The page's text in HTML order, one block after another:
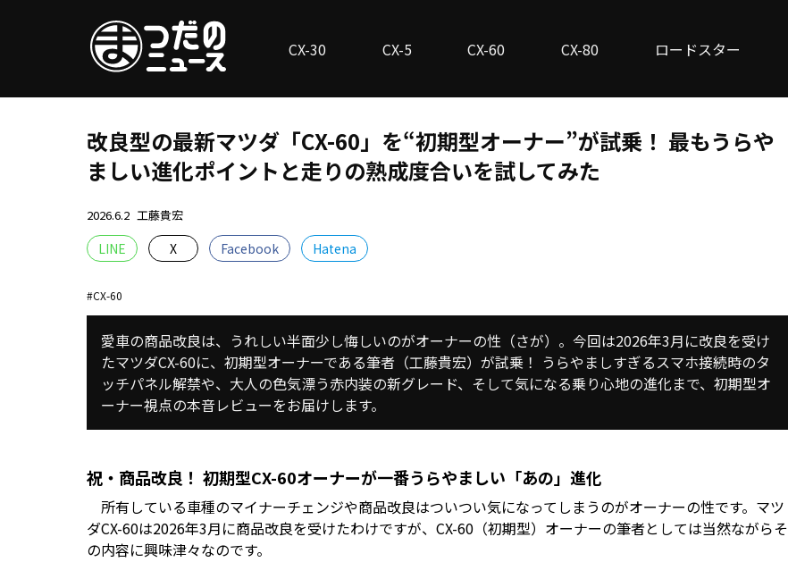
CX-30 CX-5 CX-60 CX-80 ロードスター
改良型の最新マツダ「CX-60」を“初期型オーナー”が試乗！ 最もうらや
ましい進化ポイントと走りの熟成度合いを試してみた
2026.6.2 工藤貴宏
LINE X Facebook Hatena
CX-60
愛車の商品改良は、うれしい半面少し悔しいのがオーナーの性（さが）。今回は2026年3月に改良を受け
たマツダCX-60に、初期型オーナーである筆者（工藤貴宏）が試乗！ うらやましすぎるスマホ接続時のタ
ッチパネル解禁や、大人の色気漂う赤内装の新グレード、そして気になる乗り心地の進化まで、初期型オ
ーナー視点の本音レビューをお届けします。
祝・商品改良！ 初期型CX-60オーナーが一番うらやましい「あの」進化
所有している車種のマイナーチェンジや商品改良はついつい気になってしまうのがオーナーの性です。マツ
ダCX-60は2026年3月に商品改良を受けたわけですが、CX-60（初期型）オーナーの筆者としては当然ながらそ
の内容に興味津々なのです。